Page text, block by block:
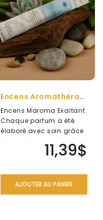
Encens Aromathérapie Maroma EXALTANT
Encens Maroma Exaltant
Chaque parfum a été
élaboré avec soin grâce
à un mélange sensible
11,39$
AJOUTER AU PANIER